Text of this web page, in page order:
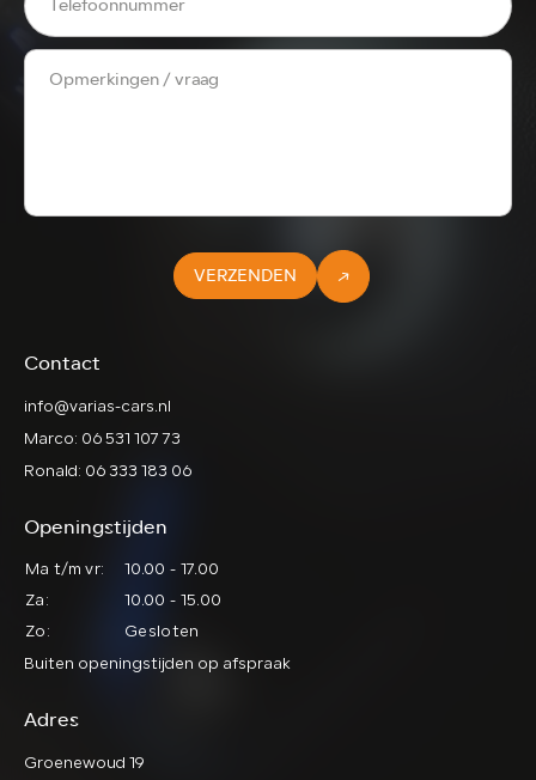
VERZENDEN
Contact
info@varias-cars.nl
Marco: 06 531 107 73
Ronald: 06 333 183 06
Openingstijden
Ma t/m vr:
10.00 - 17.00
Za:
10.00 - 15.00
Zo:
Gesloten
Buiten openingstijden op afspraak
Adres
Groenewoud 19